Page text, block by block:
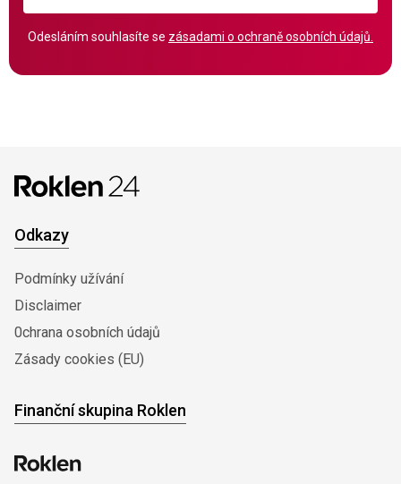
Odesláním souhlasíte se zásadami o ochraně osobních údajů.
Odkazy
Podmínky užívání
Disclaimer
0chrana osobních údajů
Zásady cookies (EU)
Finanční skupina Roklen